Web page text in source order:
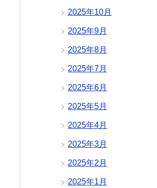
2025年10月
2025年9月
2025年8月
2025年7月
2025年6月
2025年5月
2025年4月
2025年3月
2025年2月
2025年1月